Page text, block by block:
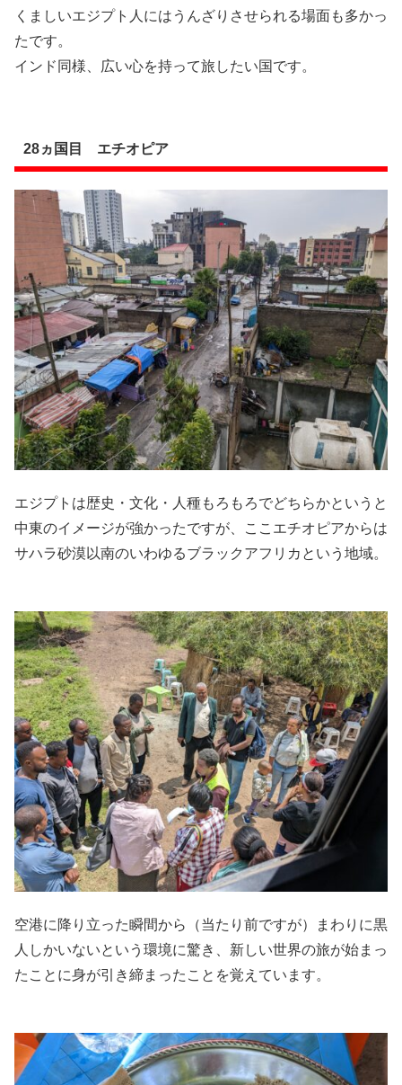
くましいエジプト人にはうんざりさせられる場面も多かっ
たです。
インド同様、広い心を持って旅したい国です。
28ヵ国目 エチオピア
エジプトは歴史・文化・人種もろもろでどちらかというと
中東のイメージが強かったですが、ここエチオピアからは
サハラ砂漠以南のいわゆるブラックアフリカという地域。
空港に降り立った瞬間から（当たり前ですが）まわりに黒
人しかいないという環境に驚き、新しい世界の旅が始まっ
たことに身が引き締まったことを覚えています。